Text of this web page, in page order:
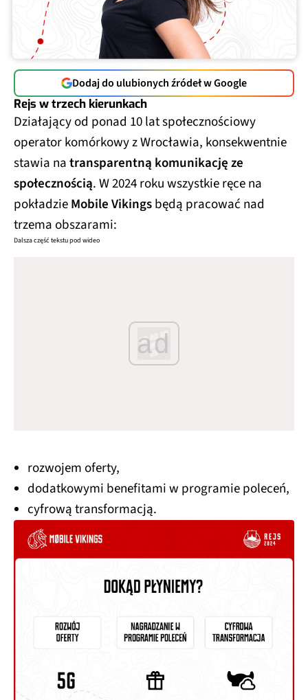
Dodaj do ulubionych źródeł w Google
Rejs w trzech kierunkach
Działający od ponad 10 lat społecznościowy
operator komórkowy z Wrocławia, konsekwentnie
stawia natransparentną komunikację ze
społecznością. W 2024 roku wszystkie ręce na
pokładzieMobile Vikingsbędą pracować nad
trzema obszarami:
Dalsza część tekstu pod wideo
ad
rozwojem oferty,
dodatkowymi benefitami w programie poleceń,
cyfrową transformacją.